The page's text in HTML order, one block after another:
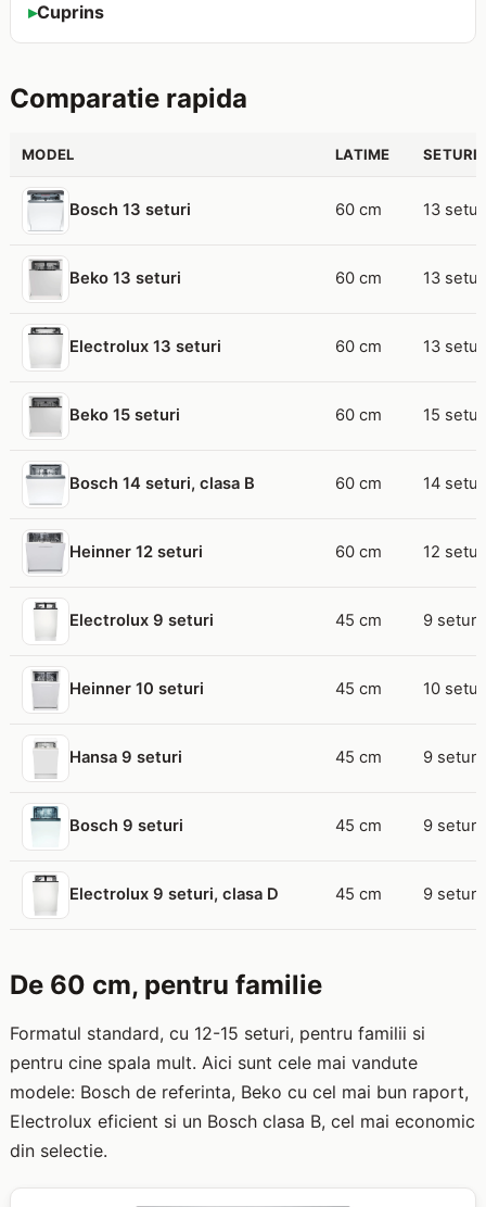
Cuprins
Comparatie rapida
MODEL LATIME SETURI
Bosch 13 seturi 60 cm 13 seturi
Beko 13 seturi 60 cm 13 seturi
Electrolux 13 seturi 60 cm 13 seturi
Beko 15 seturi 60 cm 15 seturi
Bosch 14 seturi, clasa B 60 cm 14 seturi
Heinner 12 seturi 60 cm 12 seturi
Electrolux 9 seturi 45 cm 9 seturi
Heinner 10 seturi 45 cm 10 seturi
Hansa 9 seturi 45 cm 9 seturi
Bosch 9 seturi 45 cm 9 seturi
Electrolux 9 seturi, clasa D 45 cm 9 seturi
De 60 cm, pentru familie
Formatul standard, cu 12-15 seturi, pentru familii si
pentru cine spala mult. Aici sunt cele mai vandute
modele: Bosch de referinta, Beko cu cel mai bun raport,
Electrolux eficient si un Bosch clasa B, cel mai economic
din selectie.